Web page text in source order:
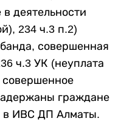
деятельности
234 ч.3 п.2)
совершенная
ч.3 УК (неуплата
граждане
ИВС ДП Алматы.